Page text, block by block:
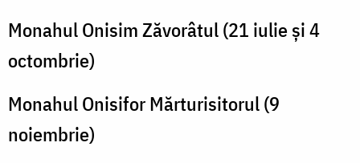
Monahul Onisim Zăvorâtul (21 iulie și 4
octombrie)
Monahul Onisifor Mărturisitorul (9
noiembrie)